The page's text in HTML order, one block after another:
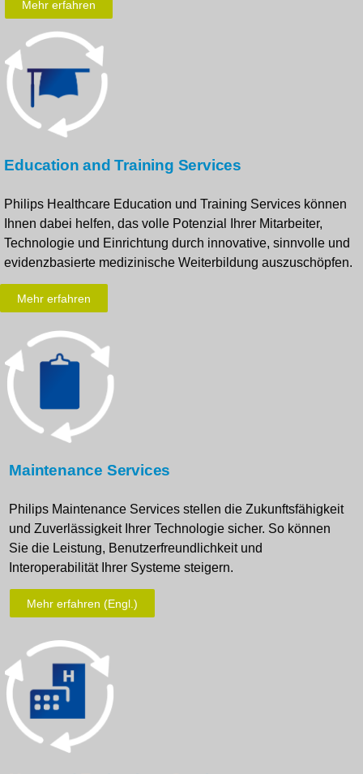
Mehr erfahren
Education and Training Services
Philips Healthcare Education und Training Services können
Ihnen dabei helfen, das volle Potenzial Ihrer Mitarbeiter,
Technologie und Einrichtung durch innovative, sinnvolle und
evidenzbasierte medizinische Weiterbildung auszuschöpfen.
Mehr erfahren
Maintenance Services
Philips Maintenance Services stellen die Zukunftsfähigkeit
und Zuverlässigkeit Ihrer Technologie sicher. So können
Sie die Leistung, Benutzerfreundlichkeit und
Interoperabilität Ihrer Systeme steigern.
Mehr erfahren (Engl.)